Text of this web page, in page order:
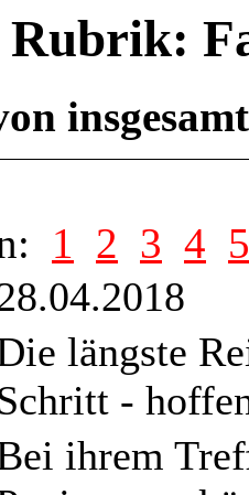
Rubrik:
1 2 3 4 5
längste
-
ihrem